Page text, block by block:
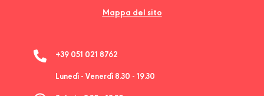
Mappa del sito
+39 051 021 8762
Lunedì - Venerdì 8.30 - 19.30